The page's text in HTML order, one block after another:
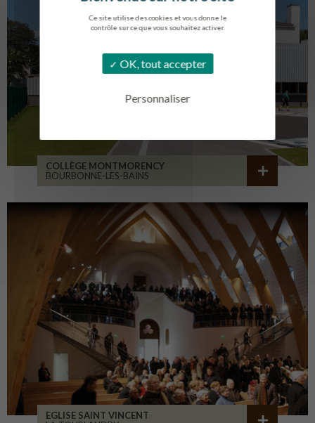
Ce site utilise des cookies et vous donne le
contrôle sur ce que vous souhaitez activer.
OK, tout accepter
Personnaliser
COLLÈGE MONTMORENCY
BOURBONNE-LES-BAINS
EGLISE SAINT VINCENT